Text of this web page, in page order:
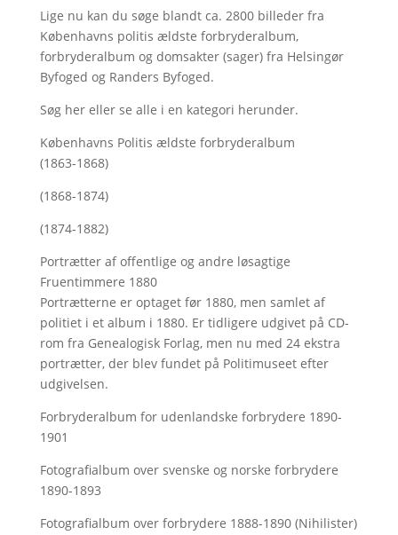
Lige nu kan du søge blandt ca. 2800 billeder fra
Københavns politis ældste forbryderalbum,
forbryderalbum og domsakter (sager) fra Helsingør
Byfoged og Randers Byfoged.
Søg hereller se alle i en kategori herunder.
Københavns Politis ældste forbryderalbum
(1863-1868)
(1868-1874)
(1874-1882)
Portrætter af offentlige og andre løsagtige
Fruentimmere 1880
Portrætterne er optaget før 1880, men samlet af
politiet i et album i 1880. Er tidligere udgivet på CD-
rom fra Genealogisk Forlag, men nu med 24 ekstra
portrætter, der blev fundet på Politimuseet efter
udgivelsen.
Forbryderalbum for udenlandske forbrydere 1890-
1901
Fotografialbum over svenske og norske forbrydere
1890-1893
Fotografialbum over forbrydere 1888-1890 (Nihilister)